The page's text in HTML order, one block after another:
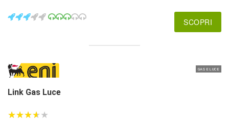
SCOPRI
GAS E LUCE
Link Gas Luce
★★★★★
★★★★★